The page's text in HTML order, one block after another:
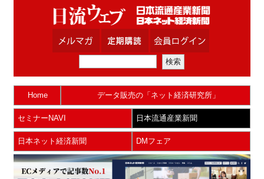
Home データ販売の「ネット経済研究所」
セミナーNAVI 日本流通産業新聞
日本ネット経済新聞 DMフェア